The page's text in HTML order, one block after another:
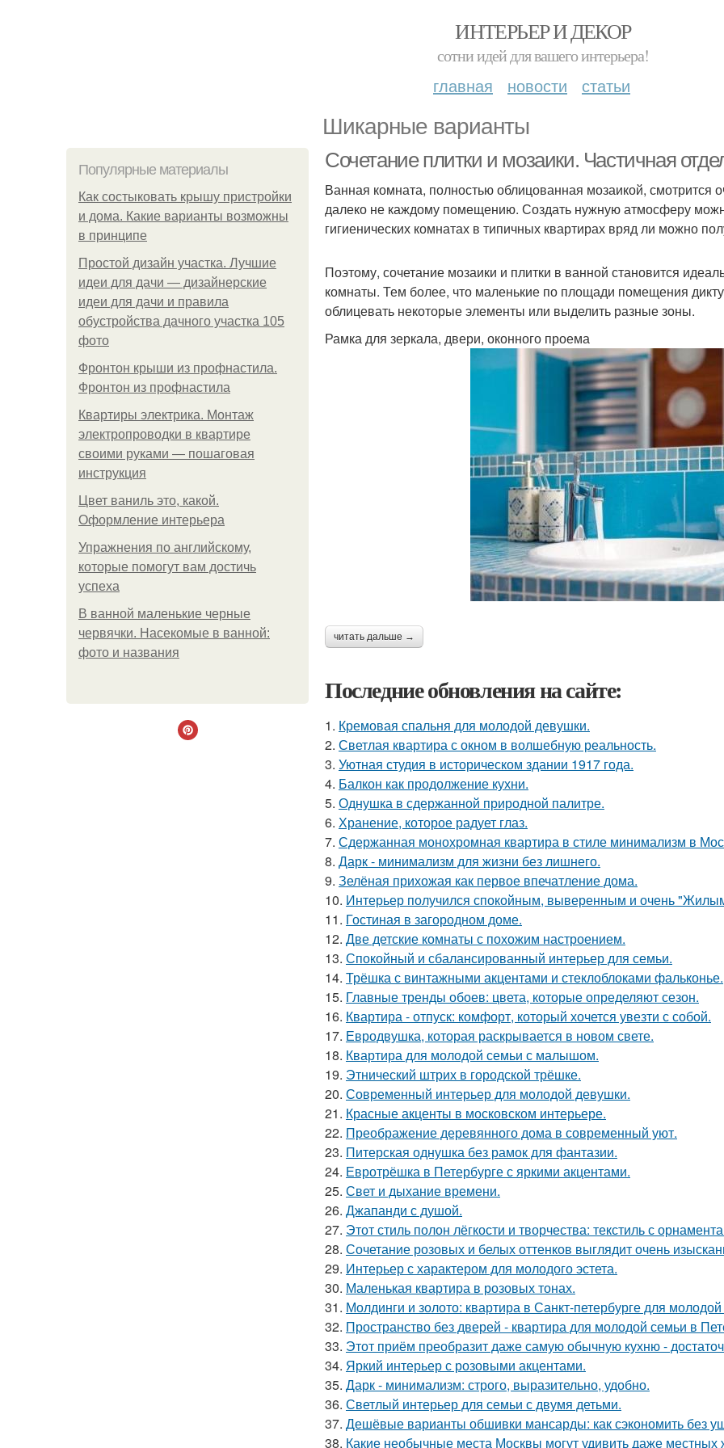
ИНТЕРЬЕР И ДЕКОР
сотни идей для вашего интерьера!
главная новости статьи
Шикарные варианты
Популярные материалы
Как состыковать крышу пристройки
и дома. Какие варианты возможны
в принципе
Простой дизайн участка. Лучшие
идеи для дачи — дизайнерские
идеи для дачи и правила
обустройства дачного участка 105
фото
Фронтон крыши из профнастила.
Фронтон из профнастила
Квартиры электрика. Монтаж
электропроводки в квартире
своими руками — пошаговая
инструкция
Цвет ваниль это, какой.
Оформление интерьера
Упражнения по английскому,
которые помогут вам достичь
успеха
В ванной маленькие черные
червячки. Насекомые в ванной:
фото и названия
Сочетание плитки и мозаики. Частичная
Ванная комната, полностью облицованная мозаикой, смотрится
далеко не каждому помещению. Создать нужную атмосферу
гигиенических комнатах в типичных квартирах вряд ли можно
Поэтому, сочетание мозаики и плитки в ванной становится
комнаты. Тем более, что маленькие по площади помещения
облицевать некоторые элементы или выделить разные зоны.
Рамка для зеркала, двери, оконного проема
читать дальше →
Последние обновления на сайте:
1. Кремовая спальня для молодой девушки.
2. Светлая квартира с окном в волшебную реальность.
3. Уютная студия в историческом здании 1917 года.
4. Балкон как продолжение кухни.
5. Однушка в сдержанной природной палитре.
6. Хранение, которое радует глаз.
7. Сдержанная монохромная квартира в стиле минимализм в
8. Дарк - минимализм для жизни без лишнего.
9. Зелёная прихожая как первое впечатление дома.
10. Интерьер получился спокойным, выверенным и очень
11. Гостиная в загородном доме.
12. Две детские комнаты с похожим настроением.
13. Спокойный и сбалансированный интерьер для семьи.
14. Трёшка с винтажными акцентами и стеклоблоками фальконье.
15. Главные тренды обоев: цвета, которые определяют сезон.
16. Квартира - отпуск: комфорт, который хочется увезти с собой.
17. Евродвушка, которая раскрывается в новом свете.
18. Квартира для молодой семьи с малышом.
19. Этнический штрих в городской трёшке.
20. Современный интерьер для молодой девушки.
21. Красные акценты в московском интерьере.
22. Преображение деревянного дома в современный уют.
23. Питерская однушка без рамок для фантазии.
24. Евротрёшка в Петербурге с яркими акцентами.
25. Свет и дыхание времени.
26. Джапанди с душой.
27. Этот стиль полон лёгкости и творчества: текстиль с
28. Сочетание розовых и белых оттенков выглядит очень
29. Интерьер с характером для молодого эстета.
30. Маленькая квартира в розовых тонах.
31. Молдинги и золото: квартира в Санкт-петербурге для
32. Пространство без дверей - квартира для молодой семьи в
33. Этот приём преобразит даже самую обычную кухню -
34. Яркий интерьер с розовыми акцентами.
35. Дарк - минимализм: строго, выразительно, удобно.
36. Светлый интерьер для семьи с двумя детьми.
37. Дешёвые варианты обшивки мансарды: как сэкономить без
38. Какие необычные места Москвы могут удивить даже местных